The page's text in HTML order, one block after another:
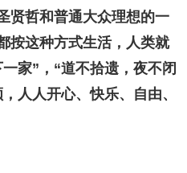
贤哲和普通大众理想的一
按这种方式生活，人类就
家”，“道不拾遗，夜不闭
人人开心、快乐、自由、